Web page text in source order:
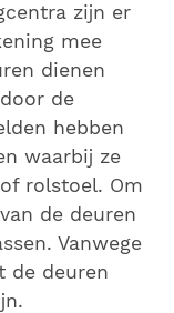
zijn er
mee
dienen
de
hebben
waarbij ze
rolstoel. Om
de deuren
Vanwege
de deuren